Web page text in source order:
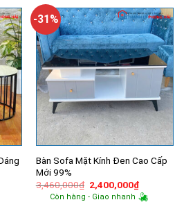
-31%
Bàn Sofa Mặt Kính Đen Cao Cấp
Mới 99%
3,460,000₫ Giá
gốc
là:
2,400,000₫Giá
hiện
tại
Còn hàng - Giao nhanh